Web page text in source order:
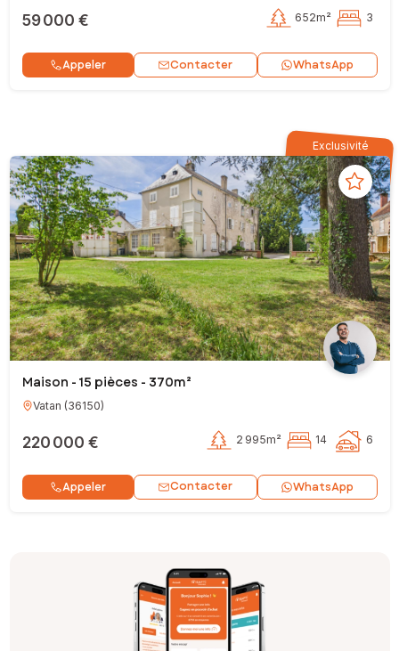
59 000 € 652m² 3
Appeler Contacter WhatsApp
Exclusivité
Maison - 15 pièces - 370m²
Vatan (36150)
220 000 € 2 995m² 14 6
Appeler Contacter WhatsApp